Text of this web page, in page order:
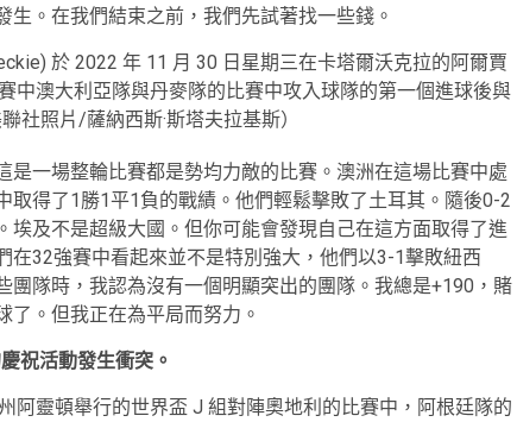
生。在我們結束之前，我們先試著找一些錢。
於 2022 年 11 月 30 日星期三在卡塔爾沃克拉的阿爾賈
中澳大利亞隊與丹麥隊的比賽中攻入球隊的第一個進球後與
聯社照片/薩納西斯·斯塔夫拉基斯）
是一場整輪比賽都是勢均力敵的比賽。澳洲在這場比賽中處
取得了1勝1平1負的戰績。他們輕鬆擊敗了土耳其。隨後0-2
埃及不是超級大國。但你可能會發現自己在這方面取得了進
在32強賽中看起來並不是特別強大，他們以3-1擊敗紐西
團隊時，我認為沒有一個明顯突出的團隊。我總是+190，賭
了。但我正在為平局而努力。
祝活動發生衝突。
阿靈頓舉行的世界盃 J 組對陣奧地利的比賽中，阿根廷隊的